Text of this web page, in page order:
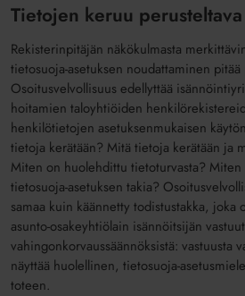
Tietojen keruu perusteltava
Rekisterinpitäjän näkökulmasta
tietosuoja-asetuksen noudattaminen pitää
Osoitusvelvollisuus edellyttää
hoitamien taloyhtiöiden
henkilötietojen asetuksenmukaisen
tietoja kerätään? Mitä tietoja kerätään ja
Miten on huolehdittu tietoturvasta?
tietosuoja-asetuksen takia?
samaa kuin käännetty todistustakka, joka
asunto-osakeyhtiölain isännöitsijän
vahingonkorvaussäännöksistä: vastuusta
näyttää huolellinen, tietosuoja-
toteen.